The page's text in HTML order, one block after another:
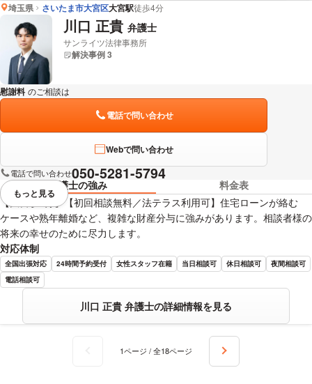
埼玉県 さいたま市大宮区大宮駅徒歩4分
川口 正貴 弁護士
サンライツ法律事務所
解決事例 3
慰謝料 のご相談は
電話で問い合わせ
Webで問い合わせ
電話で問い合わせ050-5281-5794
弁護士の強み
料金表
【大宮駅3分】【初回相談無料／法テラス利用可】住宅ローンが絡む
ケースや熟年離婚など、複雑な財産分与に強みがあります。相談者様の
将来の幸せのために尽力します。
対応体制
全国出張対応 24時間予約受付 女性スタッフ在籍 当日相談可 休日相談可
夜間相談可
電話相談可
川口 正貴 弁護士の詳細情報を見る
視覚的に省略されている要素を
もっと見る
1ページ / 全18ページ